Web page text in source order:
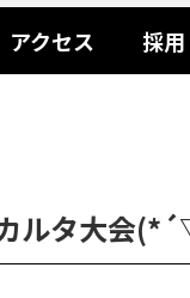
アクセス 採
ルタ大会